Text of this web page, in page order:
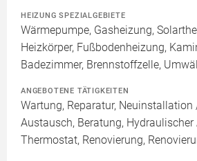
HEIZUNG SPEZIALGEBIETE
Wärmepumpe, Gasheizung,
Heizkörper, Fußbodenheizung,
Badezimmer, Brennstoffzelle,
ANGEBOTENE TÄTIGKEITEN
Wartung, Reparatur, Neuinstallation
Austausch, Beratung, Hydraulischer
Thermostat, Renovierung,